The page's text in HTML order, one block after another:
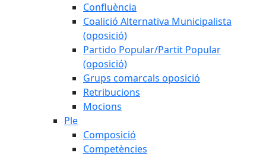
Confluència
Coalició Alternativa Municipalista
(oposició)
Partido Popular/Partit Popular
(oposició)
Grups comarcals oposició
Retribucions
Mocions
Ple
Composició
Competències